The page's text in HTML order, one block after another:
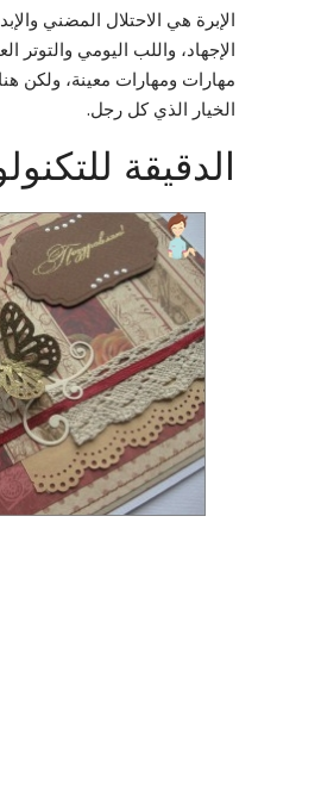
الإبرة هي الاحتلال المضني
الإجهاد، واللب اليومي والتوتر
مهارات ومهارات معينة، ولكن
الخيار الذي كل رجل.
الدقيقة